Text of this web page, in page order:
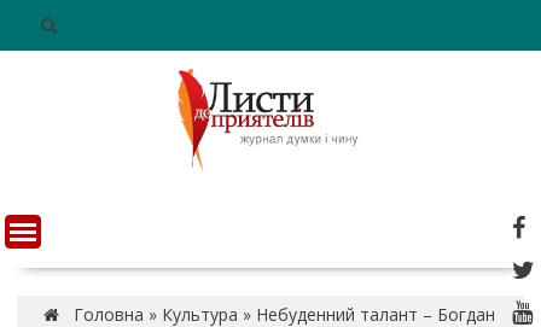
n
t
Головна » Культура » Небуденний талант – Богдан